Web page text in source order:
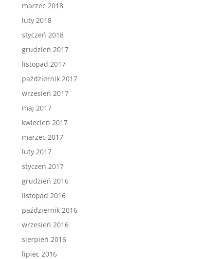
marzec 2018
luty 2018
styczeń 2018
grudzień 2017
listopad 2017
październik 2017
wrzesień 2017
maj 2017
kwiecień 2017
marzec 2017
luty 2017
styczeń 2017
grudzień 2016
listopad 2016
październik 2016
wrzesień 2016
sierpień 2016
lipiec 2016